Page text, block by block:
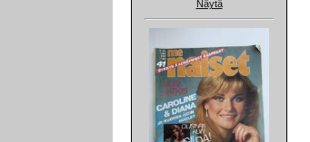
Näytä